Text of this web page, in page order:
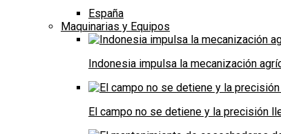
España
Maquinarias y Equipos
Indonesia impulsa la mecanización
El campo no se detiene y la precisión